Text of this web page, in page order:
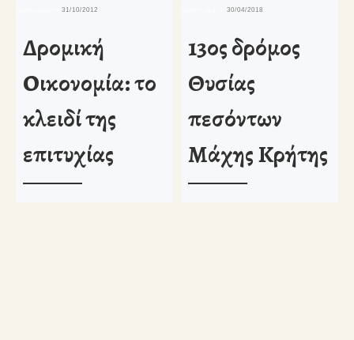
δημοσιευμένο31/10/2012
Δρομική
Οικονομία: το
κλειδί της
επιτυχίας
δημοσιευμένο30/04/2018
13ος δρόμος
Θυσίας
πεσόντων
Μάχης Κρήτης